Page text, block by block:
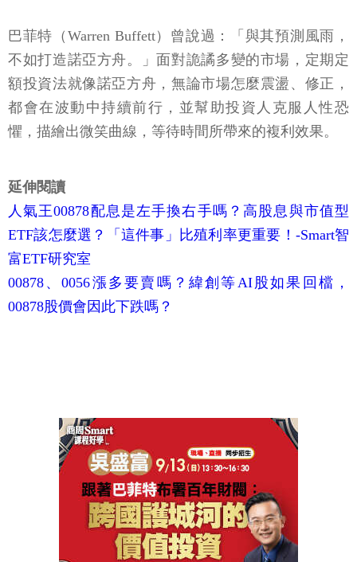
巴菲特（Warren Buffett）曾說過：「與其預測風雨，
不如打造諾亞方舟。」面對詭譎多變的市場，定期定
額投資法就像諾亞方舟，無論市場怎麼震盪、修正，
都會在波動中持續前行，並幫助投資人克服人性恐
懼，描繪出微笑曲線，等待時間所帶來的複利效果。
延伸閱讀
人氣王00878配息是左手換右手嗎？高股息與市值型
ETF該怎麼選？「這件事」比殖利率更重要！-Smart智
富ETF研究室
00878、0056漲多要賣嗎？緯創等AI股如果回檔，
00878股價會因此下跌嗎？